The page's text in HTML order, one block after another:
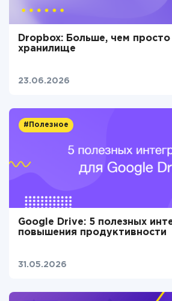
Dropbox: Больше, чем
хранилище
23.06.2026
#Полезное
Google Drive: 5 полезных
повышения продуктивности
31.05.2026